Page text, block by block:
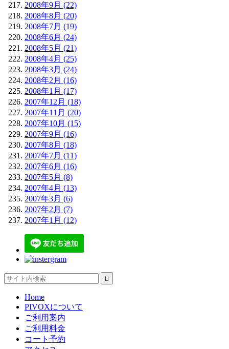
2008年9月 (22)
2008年8月 (20)
2008年7月 (19)
2008年6月 (24)
2008年5月 (21)
2008年4月 (25)
2008年3月 (24)
2008年2月 (16)
2008年1月 (17)
2007年12月 (18)
2007年11月 (20)
2007年10月 (15)
2007年9月 (16)
2007年8月 (18)
2007年7月 (11)
2007年6月 (16)
2007年5月 (8)
2007年4月 (13)
2007年3月 (6)
2007年2月 (7)
2007年1月 (12)

Home
PIVOXについて
ご利用案内
ご利用料金
コート予約